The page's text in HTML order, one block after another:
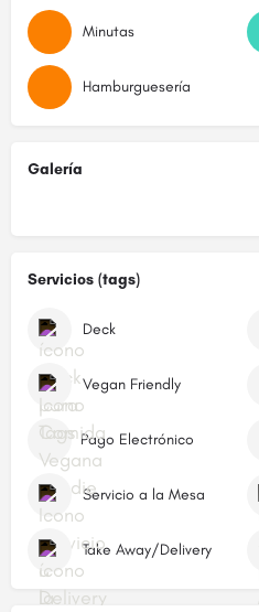
Minutas
Hamburguesería
Galería
Servicios (tags)
Deck
Vegan Friendly
Pago Electrónico
Servicio a la Mesa
Take Away/Delivery